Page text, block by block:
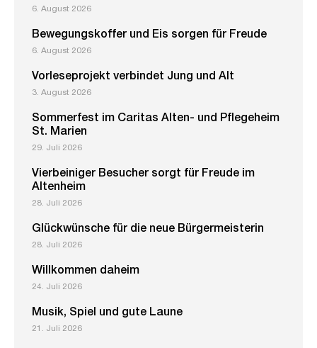
6. August 2026
Bewegungskoffer und Eis sorgen für Freude
6. August 2026
Vorleseprojekt verbindet Jung und Alt
3. August 2026
Sommerfest im Caritas Alten- und Pflegeheim
St. Marien
29. Juli 2026
Vierbeiniger Besucher sorgt für Freude im
Altenheim
28. Juli 2026
Glückwünsche für die neue Bürgermeisterin
28. Juli 2026
Willkommen daheim
24. Juli 2026
Musik, Spiel und gute Laune
21. Juli 2026